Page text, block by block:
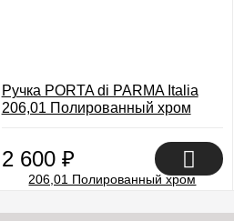
Ручка PORTA di PARMA Italia
206,01 Полированный хром
2 600 ₽